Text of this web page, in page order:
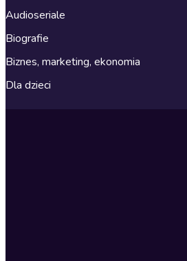
Audioseriale
Biografie
Biznes, marketing, ekonomia
Dla dzieci